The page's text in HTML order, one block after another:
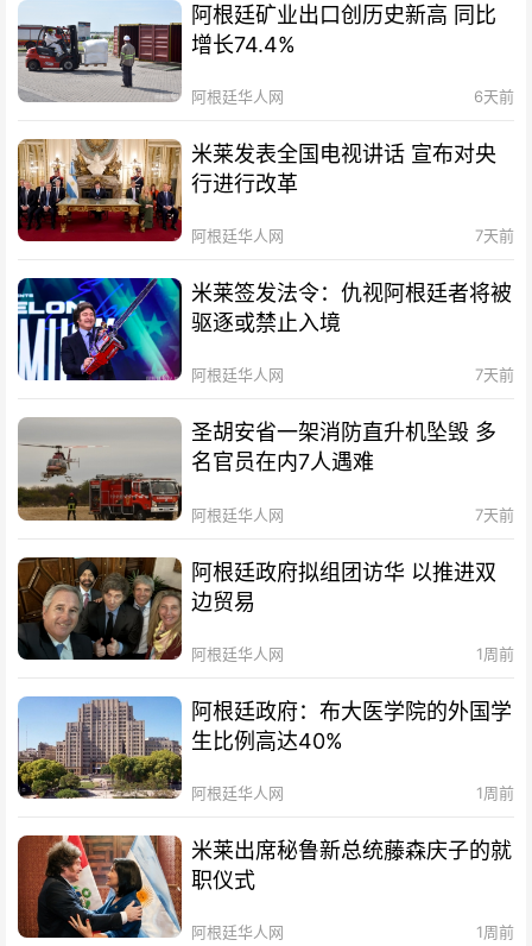
阿根廷矿业出口创历史新高 同比
增长74.4%
阿根廷华人网 6天前
米莱发表全国电视讲话 宣布对央
行进行改革
阿根廷华人网 7天前
米莱签发法令：仇视阿根廷者将被
驱逐或禁止入境
阿根廷华人网 7天前
圣胡安省一架消防直升机坠毁 多
名官员在内7人遇难
阿根廷华人网 7天前
阿根廷政府拟组团访华 以推进双
边贸易
阿根廷华人网 1周前
阿根廷政府：布大医学院的外国学
生比例高达40%
阿根廷华人网 1周前
米莱出席秘鲁新总统藤森庆子的就
职仪式
阿根廷华人网 1周前